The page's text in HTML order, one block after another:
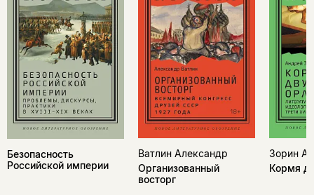
Безопасность
Российской империи
Ватлин Александр
Организованный
восторг
Зорин
Кормя